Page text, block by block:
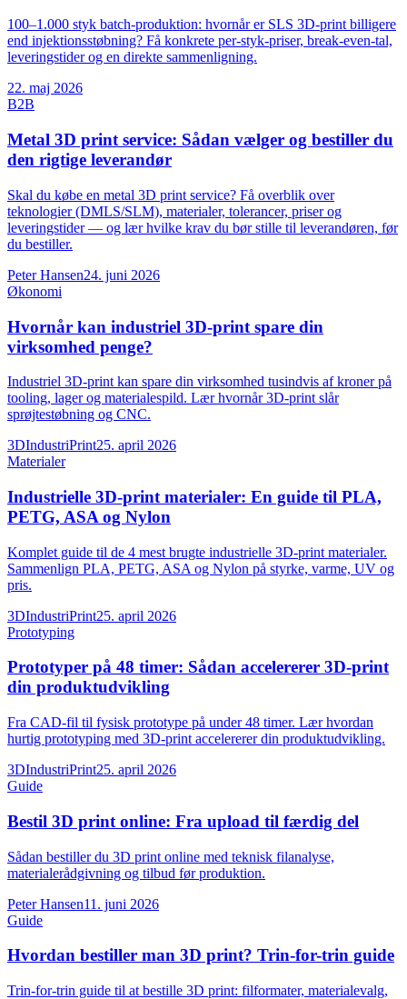
100–1.000 styk batch-produktion: hvornår er SLS 3D-print billigere
end injektionsstøbning? Få konkrete per-styk-priser, break-even-tal,
leveringstider og en direkte sammenligning.
22. maj 2026
B2B
Metal 3D print service: Sådan vælger og bestiller du
den rigtige leverandør
Skal du købe en metal 3D print service? Få overblik over
teknologier (DMLS/SLM), materialer, tolerancer, priser og
leveringstider — og lær hvilke krav du bør stille til leverandøren, før
du bestiller.
Peter Hansen24. juni 2026
Økonomi
Hvornår kan industriel 3D-print spare din
virksomhed penge?
Industriel 3D-print kan spare din virksomhed tusindvis af kroner på
tooling, lager og materialespild. Lær hvornår 3D-print slår
sprøjtestøbning og CNC.
3DIndustriPrint25. april 2026
Materialer
Industrielle 3D-print materialer: En guide til PLA,
PETG, ASA og Nylon
Komplet guide til de 4 mest brugte industrielle 3D-print materialer.
Sammenlign PLA, PETG, ASA og Nylon på styrke, varme, UV og
pris.
3DIndustriPrint25. april 2026
Prototyping
Prototyper på 48 timer: Sådan accelererer 3D-print
din produktudvikling
Fra CAD-fil til fysisk prototype på under 48 timer. Lær hvordan
hurtig prototyping med 3D-print accelererer din produktudvikling.
3DIndustriPrint25. april 2026
Guide
Bestil 3D print online: Fra upload til færdig del
Sådan bestiller du 3D print online med teknisk filanalyse,
materialerådgivning og tilbud før produktion.
Peter Hansen11. juni 2026
Guide
Hvordan bestiller man 3D print? Trin-for-trin guide
Trin-for-trin guide til at bestille 3D print: filformater, materialevalg,